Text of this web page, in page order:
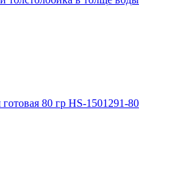
80 гр HS-1501291-80